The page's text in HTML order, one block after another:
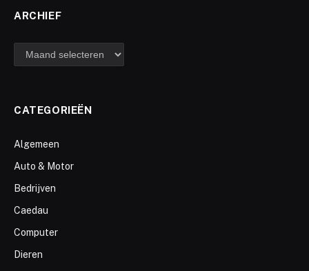
ARCHIEF
archief
CATEGORIEËN
Algemeen
Auto & Motor
Bedrijven
Caedau
Computer
Dieren